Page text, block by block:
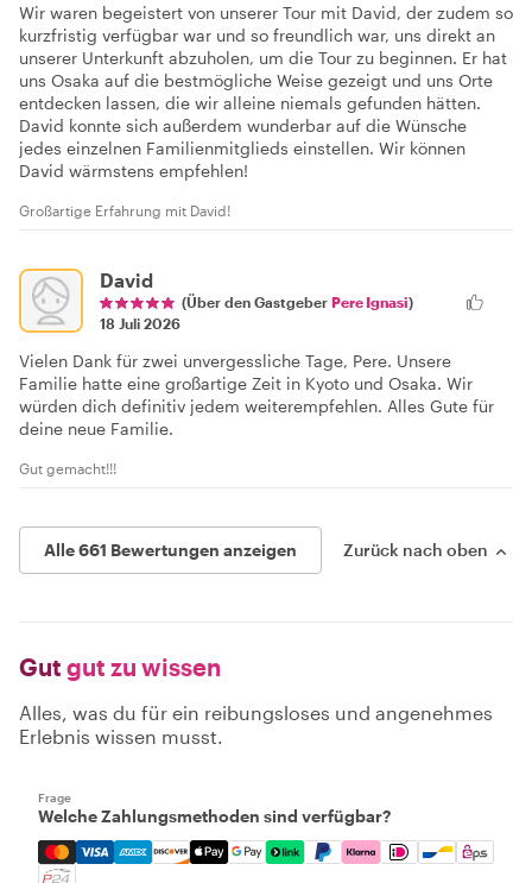
Wir waren begeistert von unserer Tour mit David, der zudem so
kurzfristig verfügbar war und so freundlich war, uns direkt an
unserer Unterkunft abzuholen, um die Tour zu beginnen. Er hat
uns Osaka auf die bestmögliche Weise gezeigt und uns Orte
entdecken lassen, die wir alleine niemals gefunden hätten.
David konnte sich außerdem wunderbar auf die Wünsche
jedes einzelnen Familienmitglieds einstellen. Wir können
David wärmstens empfehlen!
Großartige Erfahrung mit David!
David
(Über den Gastgeber Pere Ignasi)
18 Juli 2026
Vielen Dank für zwei unvergessliche Tage, Pere. Unsere
Familie hatte eine großartige Zeit in Kyoto und Osaka. Wir
würden dich definitiv jedem weiterempfehlen. Alles Gute für
deine neue Familie.
Gut gemacht!!!
Alle 661 Bewertungen anzeigen Zurück nach oben
Gut gut zu wissen
Alles, was du für ein reibungsloses und angenehmes
Erlebnis wissen musst.
Frage
Welche Zahlungsmethoden sind verfügbar?
Mastercard, Visa, Amex, Discover, Apple Pay, Google